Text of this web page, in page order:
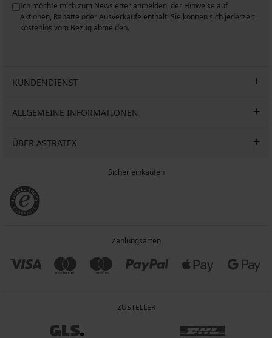
Ich möchte mich zum Newsletter anmelden, der Hinweise auf
Aktionen, Rabatte oder Ausverkäufe enthält. Sie können sich jederzeit
kostenlos vom Bezug abmelden.
KUNDENDIENST
ALLGEMEINE INFORMATIONEN
ÜBER ASTRATEX
Sicher einkaufen
Zahlungsarten
ZUSTELLER